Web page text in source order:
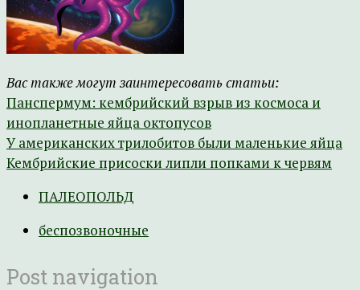
Вас также могут заинтересовать статьи:
Панспермум: кембрийский взрыв из космоса и
инопланетные яйца октопусов
У американских трилобитов были маленькие яйца
Кембрийские присоски липли попками к червям
ПАЛЕОПОЛЬД
беспозвоночные
Post navigation